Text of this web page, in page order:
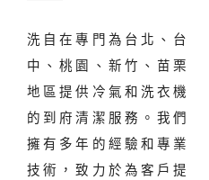
洗自在專門為台北、台
中、桃園、新竹、苗栗
地區提供冷氣和洗衣機
的到府清潔服務。我們
擁有多年的經驗和專業
技術，致力於為客戶提